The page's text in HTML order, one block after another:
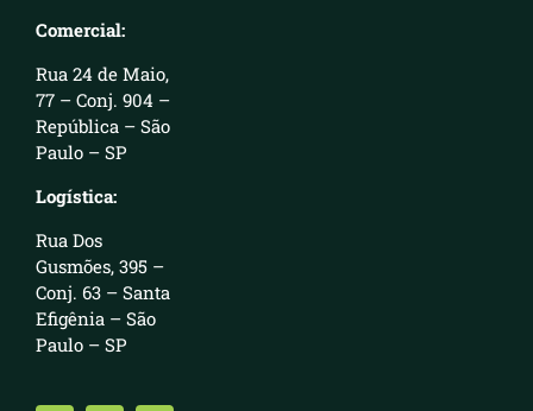
Comercial:
Rua 24 de Maio,
77 – Conj. 904 –
República – São
Paulo – SP
Logística:
Rua Dos
Gusmões, 395 –
Conj. 63 – Santa
Efigênia – São
Paulo – SP